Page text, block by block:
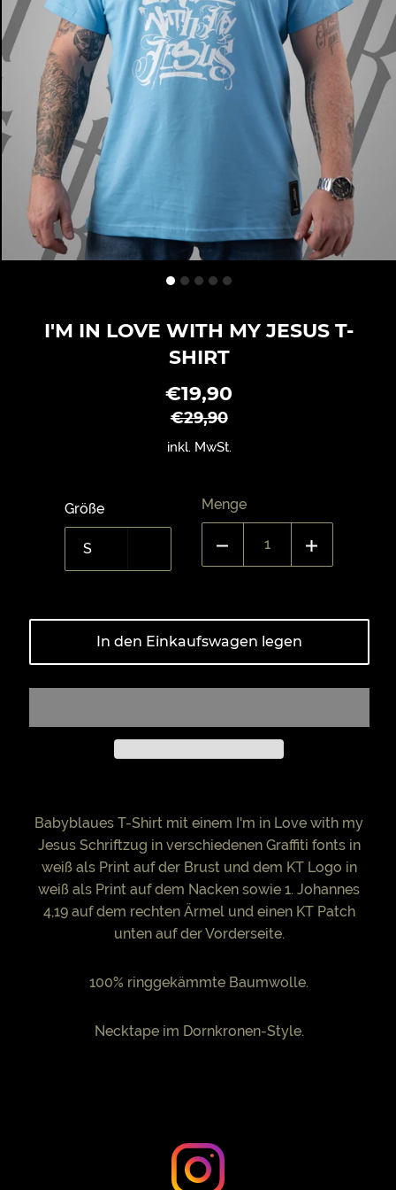
I'M IN LOVE WITH MY JESUS T-
SHIRT
Sonderpreis
€19,90
€29,90
inkl. MwSt.
Größe Menge
In den Einkaufswagen legen
Babyblaues T-Shirt mit einem I'm in Love with my
Jesus Schriftzug in verschiedenen Graffiti fonts in
weiß als Print auf der Brust und dem KT Logo in
weiß als Print auf dem Nacken sowie 1. Johannes
4,19 auf dem rechten Ärmel und einen KT Patch
unten auf der Vorderseite.
100% ringgekämmte Baumwolle.
Necktape im Dornkronen-Style.